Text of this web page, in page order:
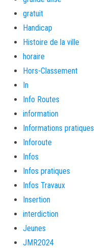
gratuit
Handicap
Histoire de la ville
horaire
Hors-Classement
In
Info Routes
information
Informations pratiques
Inforoute
Infos
Infos pratiques
Infos Travaux
Insertion
interdiction
Jeunes
JMR2024